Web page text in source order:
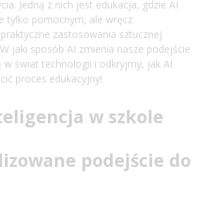
Jedną z nich jest edukacja, gdzie AI
tylko pomocnym, ale wręcz
zastosowania sztucznej
jaki sposób AI zmienia nasze podejście
w świat technologii i odkryjmy, jak AI
proces edukacyjny!
w szkole
podejście do